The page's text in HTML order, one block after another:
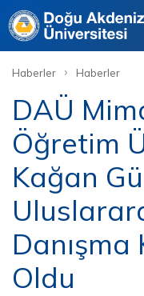
Haberler › Haberler
DAÜ
Öğretim
Kağan
Oldu